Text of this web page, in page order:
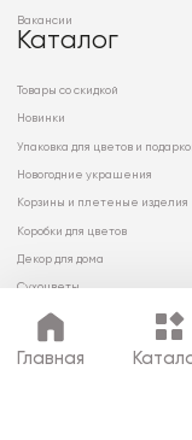
Главная
Вакансии
Каталог
Товары со скидкой
Новинки
Упаковка для цветов и
Новогодние украшения
Корзины и плетеные изделия
Коробки для цветов
Декор для дома
Сухоцветы
©